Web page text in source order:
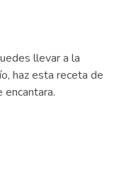
llevar a la
haz esta receta de